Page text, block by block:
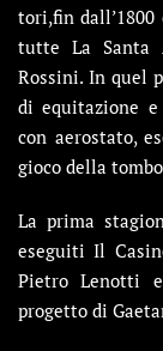
tori,fin
tutte La Santa
Rossini. In quel
di equitazione e
con aerostato,
gioco della
La prima
eseguiti Il
Pietro Lenotti
progetto di